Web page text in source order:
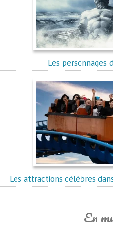
Les personnages
Les attractions célèbres
En